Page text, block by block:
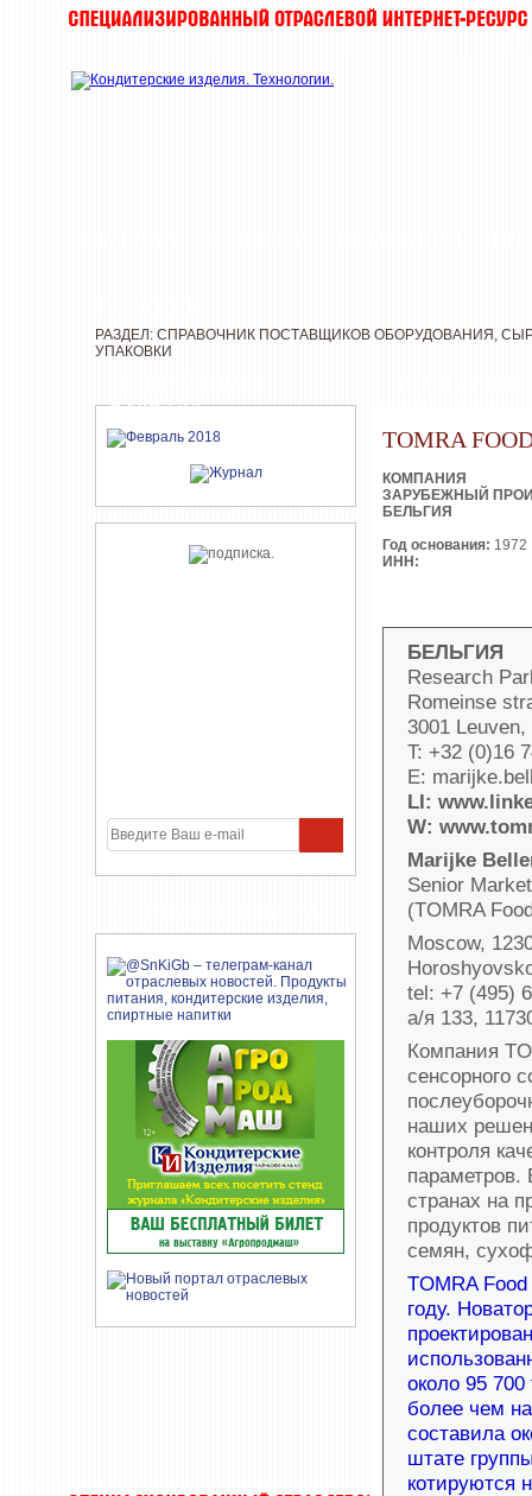
ЖУРНАЛА
РАЗДЕЛ: СПРАВОЧНИК ПОСТАВЩИКОВ ОБОРУДОВАНИЯ,
УПАКОВКИ
TOMRA
КОМПАНИЯ
ЗАРУБЕЖНЫЙ
БЕЛЬГИЯ
Год основания: 1972
ИНН:
БЕЛЬГИЯ
Research
Romeinse
3001
T: +32 (0)16
E:
LI:
W:
Marijke
Senior
(TOMRA
Moscow,
tel: +7 (495)
а/я 133,
Компания
сенсорного
наших
контроля
странах на
продуктов
семян,
TOMRA
году.
около 95
более чем
составила
штате
котируются